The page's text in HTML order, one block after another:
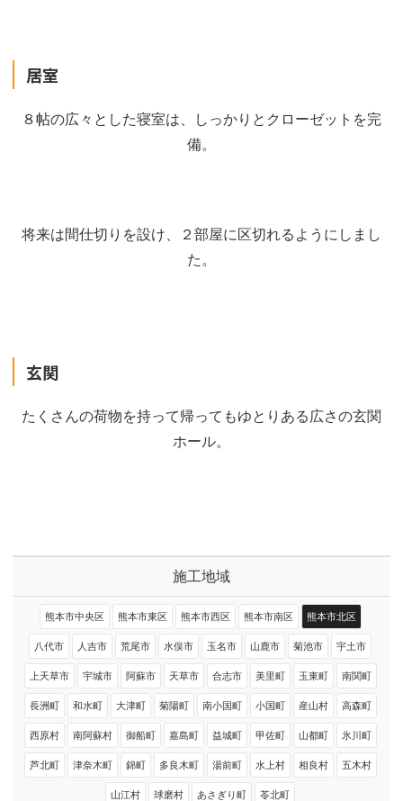
居室
８帖の広々とした寝室は、しっかりとクローゼットを完
備。
将来は間仕切りを設け、２部屋に区切れるようにしまし
た。
玄関
たくさんの荷物を持って帰ってもゆとりある広さの玄関
ホール。
施工地域
熊本市中央区 熊本市東区 熊本市西区 熊本市南区 熊本市北区
八代市 人吉市 荒尾市 水俣市 玉名市 山鹿市 菊池市 宇土市
上天草市 宇城市 阿蘇市 天草市 合志市 美里町 玉東町 南関町
長洲町 和水町 大津町 菊陽町 南小国町 小国町 産山村 高森町
西原村 南阿蘇村 御船町 嘉島町 益城町 甲佐町 山都町 氷川町
芦北町 津奈木町 錦町 多良木町 湯前町 水上村 相良村 五木村
山江村 球磨村 あさぎり町 苓北町